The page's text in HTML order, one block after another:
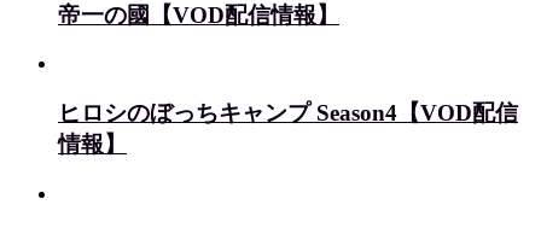
帝一の國【VOD配信情報】
ヒロシのぼっちキャンプ Season4【VOD配信
情報】